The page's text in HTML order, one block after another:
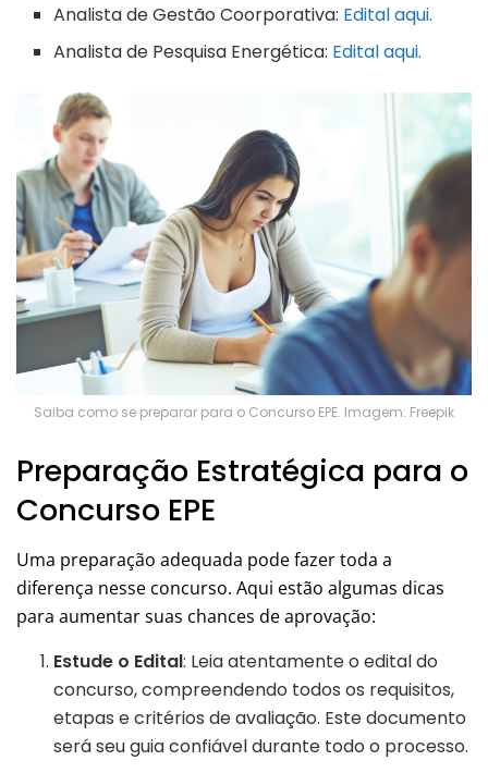
Analista de Gestão Coorporativa: Edital aqui.
Analista de Pesquisa Energética: Edital aqui.
Saiba como se preparar para o Concurso EPE. Imagem: Freepik
Preparação Estratégica para o
Concurso EPE
Uma preparação adequada pode fazer toda a
diferença nesse concurso. Aqui estão algumas dicas
para aumentar suas chances de aprovação:
Estude o Edital: Leia atentamente o edital do
concurso, compreendendo todos os requisitos,
etapas e critérios de avaliação. Este documento
será seu guia confiável durante todo o processo.